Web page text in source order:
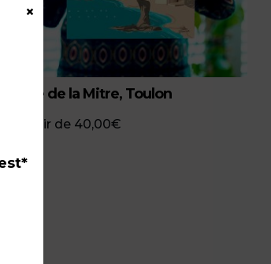
Plage de la Mitre, Toulon
à partir de 40,00€
×